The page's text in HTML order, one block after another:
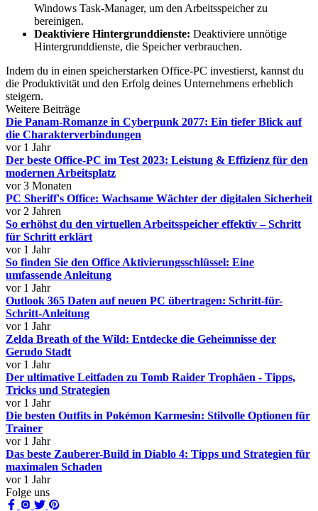
Windows Task-Manager, um den Arbeitsspeicher zu
bereinigen.
Deaktiviere Hintergrunddienste: Deaktiviere unnötige
Hintergrunddienste, die Speicher verbrauchen.
Indem du in einen speicherstarken Office-PC investierst, kannst du
die Produktivität und den Erfolg deines Unternehmens erheblich
steigern.
Weitere Beiträge
Die Panam-Romanze in Cyberpunk 2077: Ein tiefer Blick auf
die Charakterverbindungen
vor 1 Jahr
Der beste Office-PC im Test 2023: Leistung & Effizienz für den
modernen Arbeitsplatz
vor 3 Monaten
PC Sheriff's Office: Wachsame Wächter der digitalen Sicherheit
vor 2 Jahren
So erhöhst du den virtuellen Arbeitsspeicher effektiv – Schritt
für Schritt erklärt
vor 1 Jahr
So finden Sie den Office Aktivierungsschlüssel: Eine
umfassende Anleitung
vor 1 Jahr
Outlook 365 Daten auf neuen PC übertragen: Schritt-für-
Schritt-Anleitung
vor 1 Jahr
Zelda Breath of the Wild: Entdecke die Geheimnisse der
Gerudo Stadt
vor 1 Jahr
Der ultimative Leitfaden zu Tomb Raider Trophäen - Tipps,
Tricks und Strategien
vor 1 Jahr
Die besten Outfits in Pokémon Karmesin: Stilvolle Optionen für
Trainer
vor 1 Jahr
Das beste Zauberer-Build in Diablo 4: Tipps und Strategien für
maximalen Schaden
vor 1 Jahr
Folge uns